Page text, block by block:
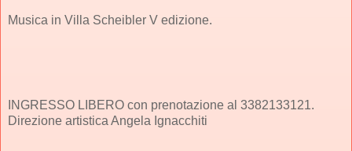
Musica in Villa Scheibler V edizione.
INGRESSO LIBERO con prenotazione al 3382133121.
Direzione artistica Angela Ignacchiti